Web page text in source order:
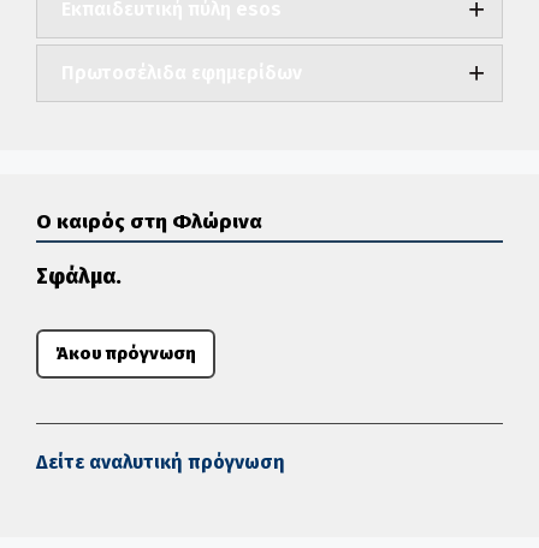
Ο καιρός στη Φλώρινα
Σφάλμα.
Άκου πρόγνωση
Δείτε αναλυτική πρόγνωση